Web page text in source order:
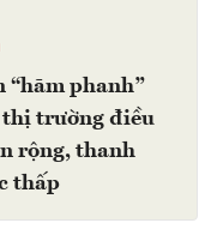
“hãm phanh”
trường điều
rộng, thanh
thấp